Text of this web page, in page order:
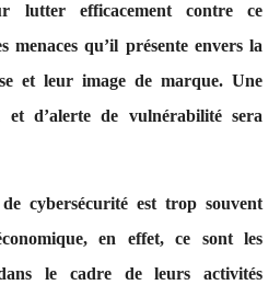
lutter efficacement contre ce
menaces qu’il présente envers la
et leur image de marque. Une
et d’alerte de vulnérabilité sera
cybersécurité est trop souvent
en effet, ce sont les
le cadre de leurs activités